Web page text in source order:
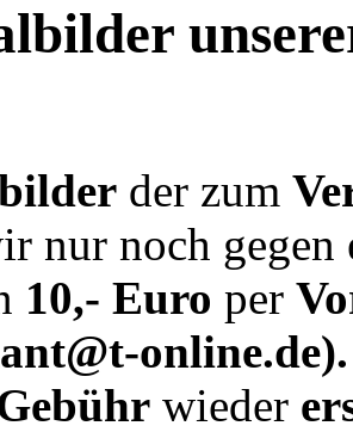
der zum
nur noch
10,- Euro per
online.de).
wieder